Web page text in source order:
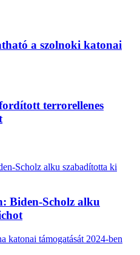
a szolnoki katonai
terrorellenes
Biden-Scholz alku